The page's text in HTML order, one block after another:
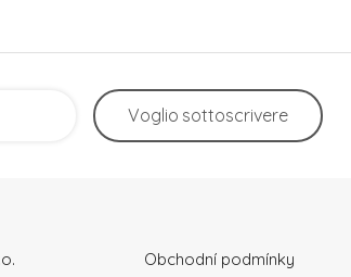
Voglio sottoscrivere
Obchodní podmínky